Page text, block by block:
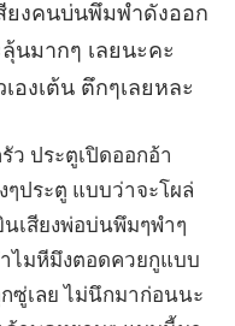
ยงคนบ่นพึมพำดังออก
นมากๆ เลยนะคะ
องเต้น ตึกๆเลยหละ
ว ประตูเปิดออกอ้า
ๆประตู แบบว่าจะโผล่
เสียงพ่อบ่นพึมๆพำๆ
ำไมหีมึงตอดควยกูแบบ
ซู่เลย ไม่นึกมาก่อนนะ